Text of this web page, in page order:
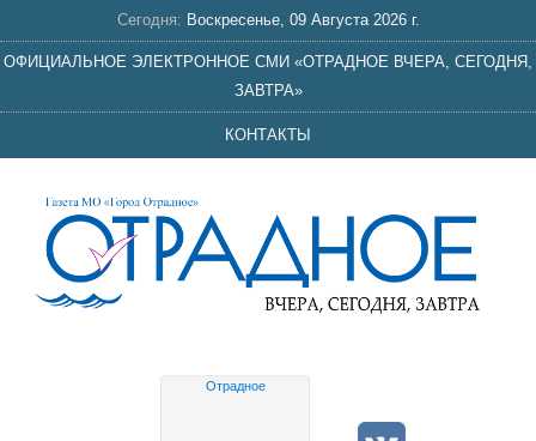
Сегодня: Воскресенье, 09 Августа 2026 г.
ОФИЦИАЛЬНОЕ ЭЛЕКТРОННОЕ СМИ «ОТРАДНОЕ ВЧЕРА, СЕГОДНЯ,
ЗАВТРА»
КОНТАКТЫ
Отрадное